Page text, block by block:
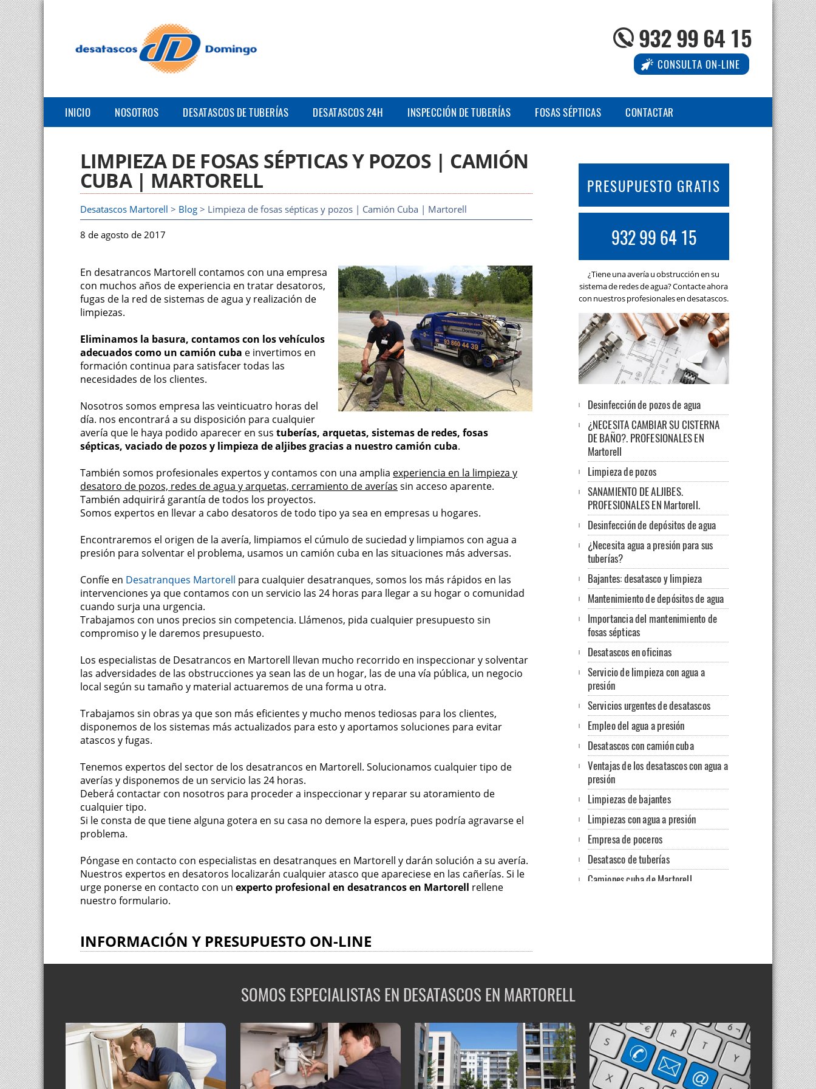
932 99 64 15
CONSULTA ON-LINE
INICIO NOSOTROS DESATASCOS DE TUBERÍAS DESATASCOS 24H INSPECCIÓN DE TUBERÍAS FOSAS SÉPTICAS CONTACTAR
LIMPIEZA DE FOSAS SÉPTICAS Y POZOS | CAMIÓN
CUBA | MARTORELL
Desatascos Martorell > Blog > Limpieza de fosas sépticas y pozos | Camión Cuba | Martorell
8 de agosto de 2017
En desatrancos Martorell contamos con una empresa
con muchos años de experiencia en tratar desatoros,
fugas de la red de sistemas de agua y realización de
limpiezas.
Eliminamos la basura, contamos con los vehículos
adecuados como un camión cuba e invertimos en
formación continua para satisfacer todas las
necesidades de los clientes.
Nosotros somos empresa las veinticuatro horas del
día. nos encontrará a su disposición para cualquier
avería que le haya podido aparecer en sus tuberías, arquetas, sistemas de redes, fosas
sépticas, vaciado de pozos y limpieza de aljibes gracias a nuestro camión cuba.
También somos profesionales expertos y contamos con una amplia experiencia en la limpieza y
desatoro de pozos, redes de agua y arquetas, cerramiento de averías sin acceso aparente.
También adquirirá garantía de todos los proyectos.
Somos expertos en llevar a cabo desatoros de todo tipo ya sea en empresas u hogares.
Encontraremos el origen de la avería, limpiamos el cúmulo de suciedad y limpiamos con agua a
presión para solventar el problema, usamos un camión cuba en las situaciones más adversas.
Confíe en Desatranques Martorell para cualquier desatranques, somos los más rápidos en las
intervenciones ya que contamos con un servicio las 24 horas para llegar a su hogar o comunidad
cuando surja una urgencia.
Trabajamos con unos precios sin competencia. Llámenos, pida cualquier presupuesto sin
compromiso y le daremos presupuesto.
Los especialistas de Desatrancos en Martorell llevan mucho recorrido en inspeccionar y solventar
las adversidades de las obstrucciones ya sean las de un hogar, las de una vía pública, un negocio
local según su tamaño y material actuaremos de una forma u otra.
Trabajamos sin obras ya que son más eficientes y mucho menos tediosas para los clientes,
disponemos de los sistemas más actualizados para esto y aportamos soluciones para evitar
atascos y fugas.
Tenemos expertos del sector de los desatrancos en Martorell. Solucionamos cualquier tipo de
averías y disponemos de un servicio las 24 horas.
Deberá contactar con nosotros para proceder a inspeccionar y reparar su atoramiento de
cualquier tipo.
Si le consta de que tiene alguna gotera en su casa no demore la espera, pues podría agravarse el
problema.
Póngase en contacto con especialistas en desatranques en Martorell y darán solución a su avería.
Nuestros expertos en desatoros localizarán cualquier atasco que apareciese en las cañerías. Si le
urge ponerse en contacto con un experto profesional en desatrancos en Martorell rellene
nuestro formulario.
INFORMACIÓN Y PRESUPUESTO ON-LINE
PRESUPUESTO GRATIS
932 99 64 15
¿Tiene una avería u obstrucción en su
sistema de redes de agua? Contacte ahora
con nuestros profesionales en desatascos.
Desinfección de pozos de agua
¿NECESITA CAMBIAR SU CISTERNA
DE BAÑO?. PROFESIONALES EN
Martorell
Limpieza de pozos
SANAMIENTO DE ALJIBES.
PROFESIONALES EN Martorell.
Desinfección de depósitos de agua
¿Necesita agua a presión para sus
tuberías?
Bajantes: desatasco y limpieza
Mantenimiento de depósitos de agua
Importancia del mantenimiento de
fosas sépticas
Desatascos en oficinas
Servicio de limpieza con agua a
presión
Servicios urgentes de desatascos
Empleo del agua a presión
Desatascos con camión cuba
Ventajas de los desatascos con agua a
presión
Limpiezas de bajantes
Limpiezas con agua a presión
Empresa de poceros
Desatasco de tuberías
Camiones cuba de Martorell
Fugas, filtraciones y humedades
Disponemos de camión cuba
Limpieza de redes de agua
Limpieza de desagües en fregaderos y
SOMOS ESPECIALISTAS EN DESATASCOS EN MARTORELL